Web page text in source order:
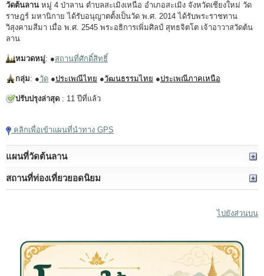
วัดต้นลาน หมู่ 4 ป่าลาน ตำบลสะเมิงเหนือ อำเภอสะเมิง จังหวัดเชียงใหม่ วัด
ราษฎร์ มหานิกาย ได้รับอนุญาตตั้งเป็นวัด พ.ศ. 2014 ได้รับพระราชทาน
วิสุงคามสีมา เมื่อ พ.ศ. 2545 พระอธิการเพิ่มศิลป์ สุทธจิตโต เจ้าอาวาสวัดต้น
ลาน
หมวดหมู่: ●สถานที่ศักดิ์สิทธิ์
กลุ่ม: ●วัด ●ประเพณีไทย ●วัฒนธรรมไทย ●ประเพณีภาคเหนือ
ปรับปรุงล่าสุด : 11 ปีที่แล้ว
คลิกเพื่อเข้าแผนที่นำทาง GPS
แผนที่วัดต้นลาน
สถานที่ท่องเที่ยวยอดนิยม
ไปยังส่วนบน